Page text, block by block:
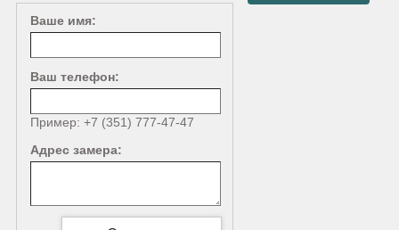
Ваше имя:
Ваш телефон:
Пример: +7 (351) 777-47-47
Адрес замера: